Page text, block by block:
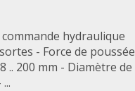
hydraulique
- Force de poussée
.. 200 mm - Diamètre de